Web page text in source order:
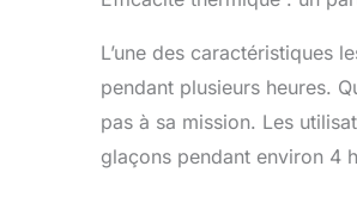
L’une des caractéristiques
pendant plusieurs heures.
pas à sa mission. Les
glaçons pendant environ 4